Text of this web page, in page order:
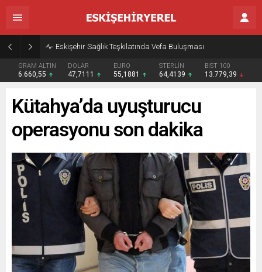
Eskişehir Sağlık Teşkilatında Vefa Buluşması
GRAM ALTIN
6.660,55
DOLAR
47,7111
EURO
55,1881
STERLİN
64,4139
BIST 100
13.779,39
Kütahya’da uyuşturucu
operasyonu son dakika